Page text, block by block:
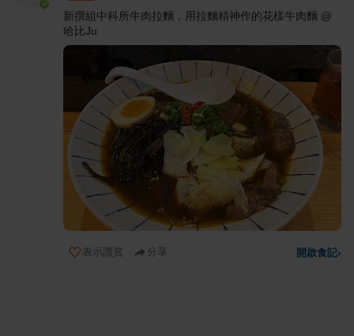
新撰組中科所牛肉拉麵，用拉麵精神作的花樣牛肉麵 @
哈比Ju
表示讚賞 分享 開啟食記›